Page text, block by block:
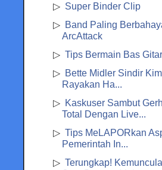
Super Binder Clip
Band Paling
ArcAttack
Tips Bermain Bas
Bette Midler Sindir
Rayakan Ha...
Kaskuser Sambut
Total Dengan Live...
Tips MeLAPORkan
Pemerintah In...
Terungkap!